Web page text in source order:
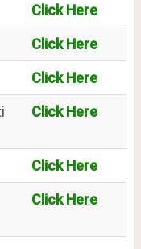
Click Here
Click Here
Click Here
Click Here
Click Here
Click Here